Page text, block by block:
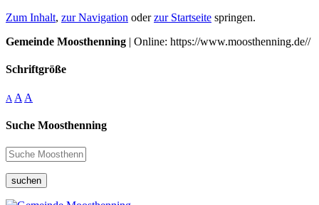
Zum Inhalt, zur Navigation oderzur Startseite springen.
Gemeinde Moosthenning | Online: https://www.moosthenning.de//
Schriftgröße
A A A
Suche Moosthenning
suchen